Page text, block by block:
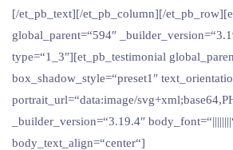
[/et_pb_text][/et_pb_column][/
global_parent=“594″
type=“1_3″][et_pb_testimonial
box_shadow_style=“preset1″
portrait_url=“data:image/
_builder_version=“3.19.4″
body_text_align=“center“]